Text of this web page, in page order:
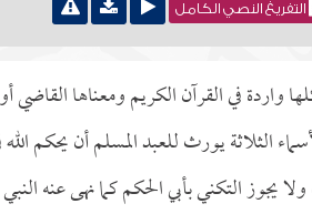
التفريغ النصي الكامل
واردة في القرآن الكريم ومعناها القاضي
الثلاثة يورث للعبد المسلم أن يحكم
يجوز التكني بأبي الحكم كما نهى عنه